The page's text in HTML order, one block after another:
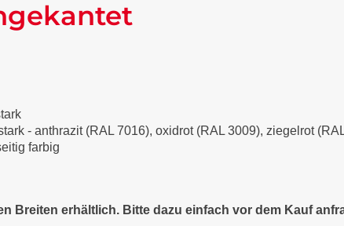
- anthrazit (RAL 7016), oxidrot (RAL 3009), ziegelrot
farbig
Breiten erhältlich. Bitte dazu einfach vor dem Kauf